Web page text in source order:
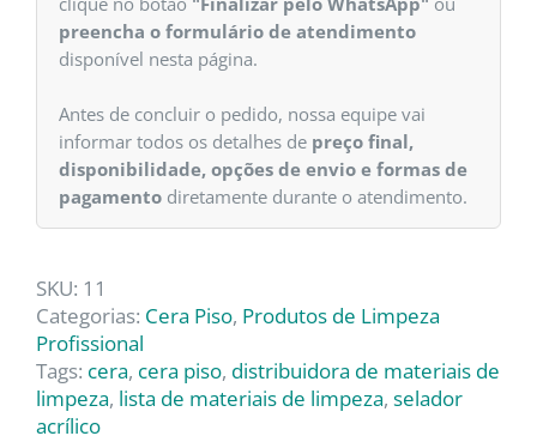
preencha o formulário de atendimento
disponível nesta página.
Antes de concluir o pedido, nossa equipe vai
informar todos os detalhes de preço final,
disponibilidade, opções de envio e formas de
pagamento diretamente durante o atendimento.
SKU: 11
Categorias: Cera Piso, Produtos de Limpeza
Profissional
Tags: cera, cera piso, distribuidora de materiais de
limpeza, lista de materiais de limpeza, selador
acrílico